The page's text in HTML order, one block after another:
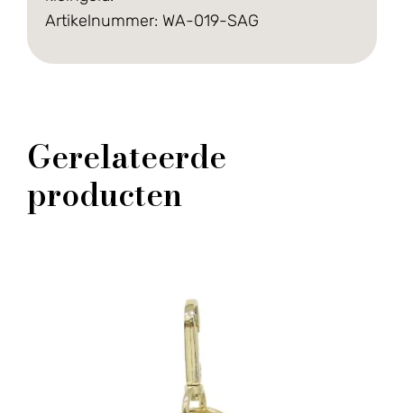
Artikelnummer: WA-019-SAG
Gerelateerde
producten